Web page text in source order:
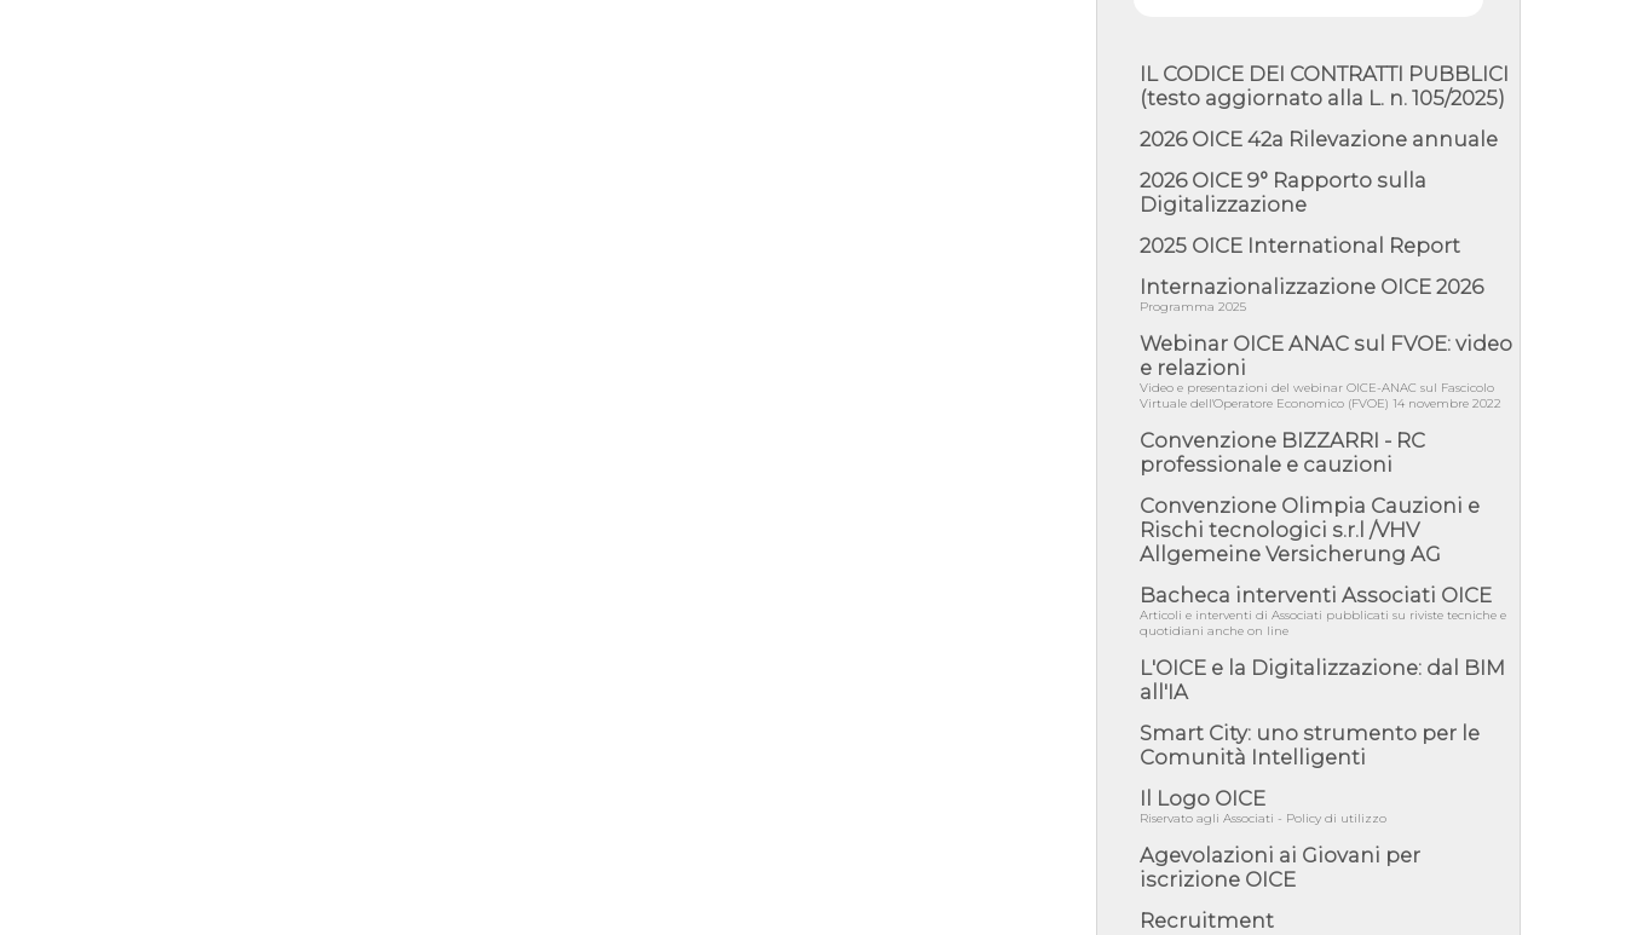
07/08/26 - Ponte sullo Stretto di Messina:
deliberata la sussistenza di...
07/08/26 - Tunnel Brennero, dal Cipess via
libera al quinto lotto costr...
06/08/26 - Istat, produzione industriale in calo
dell'1% a giugno, su a...
06/08/26 - Dal 3 agosto in vigore l'obbligo di
energie rinnovabili con ...
06/08/26 - DL PA approvato in Cdm:
contributi per riqualificazione sism...
06/08/26 - CdM: approvato il d.lgs. di
adeguamento all’AI Act in mate...
06/08/26 - DDL delegazione europea in Cdm
per recepimento norme UE in m...
05/08/26 - DL Infrastrutture e PNRR è legge:
approvata oggi la fiducia...
05/08/26 - Focus OICE sul DDL di riforma
della responsabilità amminist...
05/08/26 - Anac: pubblicata la Relazione
05/08/26 - SAVE THE DATE: Assemblea
Pubblica Confindustria Professioni ...
05/08/26 - Successo OICE per il bando della
Città metropolitana di Reg...
Giunta Regionale della Campa...
04/08/26 - DL PA: previste cancellazioni da
elenchi professionisti per ...
04/08/26 - International Sustainable
04/08/26 - CdS, project financing: progetto di
04/08/26 - Rapporto Anac corruzione 2020-
IL CODICE DEI CONTRATTI PUBBLICI
(testo aggiornato alla L. n. 105/2025)
2026 OICE 42a Rilevazione annuale
2026 OICE 9° Rapporto sulla
Digitalizzazione
2025 OICE International Report
Internazionalizzazione OICE 2026
Programma 2025
Webinar OICE ANAC sul FVOE: video
e relazioni
Video e presentazioni del webinar OICE-ANAC sul Fascicolo
Virtuale dell'Operatore Economico (FVOE) 14 novembre 2022
Convenzione BIZZARRI - RC
professionale e cauzioni
Convenzione Olimpia Cauzioni e
Rischi tecnologici s.r.l /VHV
Allgemeine Versicherung AG
Bacheca interventi Associati OICE
Articoli e interventi di Associati pubblicati su riviste tecniche e
quotidiani anche on line
L'OICE e la Digitalizzazione: dal BIM
all'IA
Smart City: uno strumento per le
Comunità Intelligenti
Il Logo OICE
Riservato agli Associati - Policy di utilizzo
Agevolazioni ai Giovani per
iscrizione OICE
Recruitment